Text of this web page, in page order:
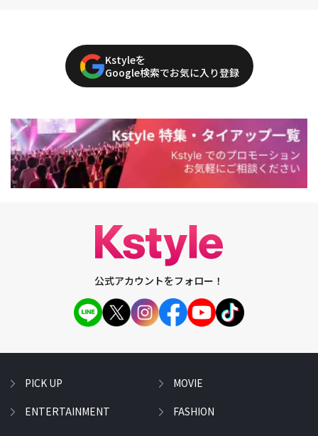
Kstyleを
Google検索でお気に入り登録
公式アカウントをフォロー！
PICK UP
ENTERTAINMENT
MOVIE
FASHION